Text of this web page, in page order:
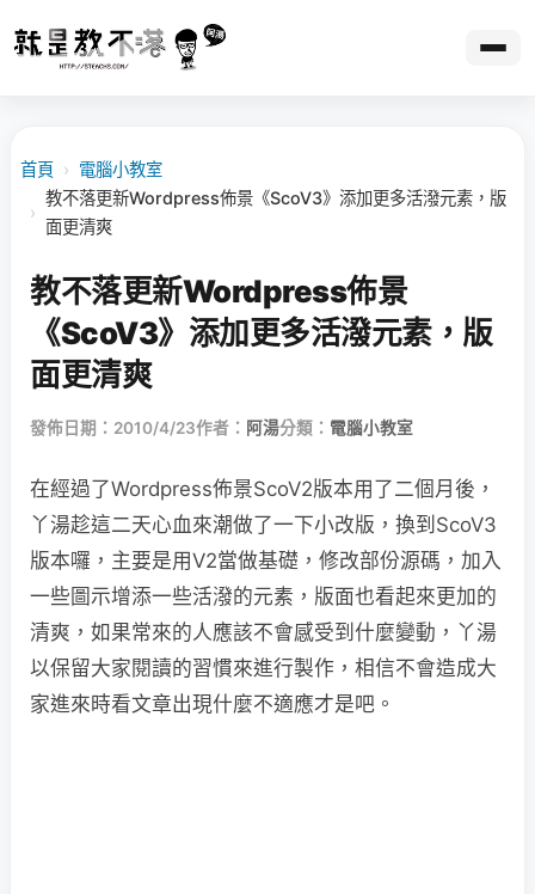
首頁 › 電腦小教室
›
教不落更新Wordpress佈景《ScoV3》添加更多活潑元素，版
面更清爽
教不落更新Wordpress佈景
《ScoV3》添加更多活潑元素，版
面更清爽
發佈日期：2010/4/23作者： 阿湯分類： 電腦小教室
在經過了Wordpress佈景ScoV2版本用了二個月後，
丫湯趁這二天心血來潮做了一下小改版，換到ScoV3
版本囉，主要是用V2當做基礎，修改部份源碼，加入
一些圖示增添一些活潑的元素，版面也看起來更加的
清爽，如果常來的人應該不會感受到什麼變動，丫湯
以保留大家閱讀的習慣來進行製作，相信不會造成大
家進來時看文章出現什麼不適應才是吧。